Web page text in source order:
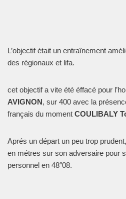
L’objectif était un entraînement
des régionaux et lifa.
cet objectif a vite été éffacé pour
AVIGNON, sur 400 avec la
français du moment COULIBALY
Aprés un départ un peu trop
en métres sur son adversaire pour
personnel en 48″08.